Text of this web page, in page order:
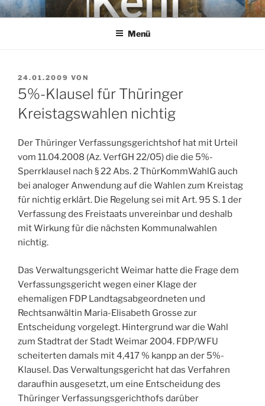
Zum
InhaltKEHL
Rechtsanwaltsgesellschaft mbH
Menü
VERÖFFENTLICHT
AM
24.01.2009 VON
5%-Klausel für Thüringer
Kreistagswahlen nichtig
Der Thüringer Verfassungsgerichtshof hat mit Urteil
vom 11.04.2008 (Az. VerfGH 22/05) die die 5%-
Sperrklausel nach § 22 Abs. 2 ThürKommWahlG auch
bei analoger Anwendung auf die Wahlen zum Kreistag
für nichtig erklärt. Die Regelung sei mit Art. 95 S. 1 der
Verfassung des Freistaats unvereinbar und deshalb
mit Wirkung für die nächsten Kommunalwahlen
nichtig.
Das Verwaltungsgericht Weimar hatte die Frage dem
Verfassungsgericht wegen einer Klage der
ehemaligen FDP Landtagsabgeordneten und
Rechtsanwältin Maria-Elisabeth Grosse zur
Entscheidung vorgelegt. Hintergrund war die Wahl
zum Stadtrat der Stadt Weimar 2004. FDP/WFU
scheiterten damals mit 4,417 % kanpp an der 5%-
Klausel. Das Verwaltungsgericht hat das Verfahren
daraufhin ausgesetzt, um eine Entscheidung des
Thüringer Verfassungsgerichthofs darüber